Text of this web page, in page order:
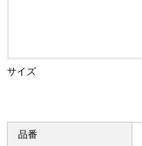
サイズ
品番